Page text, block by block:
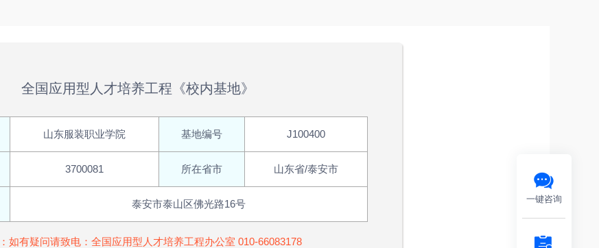
全国应用型人才培养工程《校内基地》
山东服装职业学院 基地编号 J100400
3700081 所在省市 山东省/泰安市
泰安市泰山区佛光路16号
如有疑问请致电：全国应用型人才培养工程办公室 010-66083178
一键咨询